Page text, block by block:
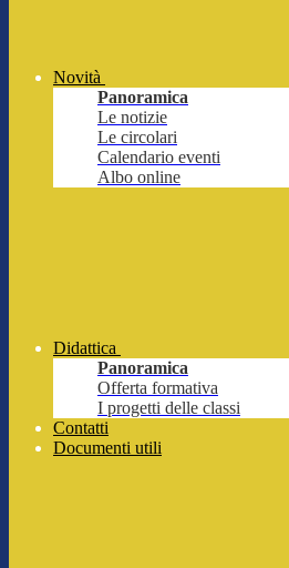
Novità
Panoramica
Le notizie
Le circolari
Calendario eventi
Albo online
Didattica
Panoramica
Offerta formativa
I progetti delle classi
Contatti
Documenti utili